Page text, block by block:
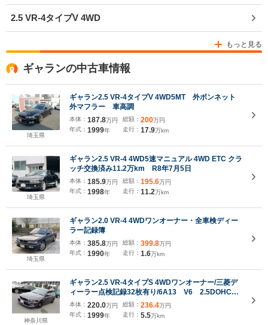
2.5 VR-4タイプV 4WD
もっと見る
ギャランの中古車情報
埼玉県
ギャラン2.5 VR-4タイプV 4WD5MT 外ボンネット
外マフラー 車高調
本体： 187.8万円
年式： 1999年
総額： 200万円
走行： 17.9万km
埼玉県
ギャラン2.5 VR-4 4WD5速マニュアル 4WD ETC クラ
ッチ交換済み11.2万km R8年7月5日
本体： 185.9万円
年式： 1998年
総額： 195.6万円
走行： 11.2万km
埼玉県
ギャラン2.0 VR-4 4WDワンオーナー・全車検ディー
ラー記録簿
本体： 385.8万円
年式： 1990年
総額： 399.8万円
走行： 1.6万km
神奈川県
ギャラン2.5 VR-4タイプS 4WDワンオーナー/三菱デ
ィーラー点検記録32枚有り/6A13 V6 2.5DOHCツ
インターボエンジン/280PS/フレアホイルアーチ/キー
レスキー/スペアキー/ウエッズスポーツSA10R18イン
本体： 220.0万円
年式： 1999年
総額： 236.4万円
走行： 5.5万km